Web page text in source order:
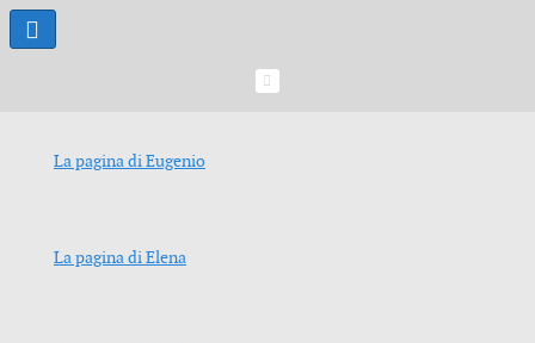
La pagina di Eugenio
La pagina di Elena